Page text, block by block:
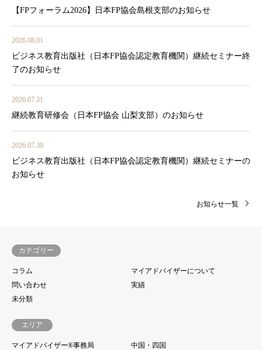
【FPフォーラム2026】日本FP協会島根支部のお知らせ
2026.08.01
ビジネス教育出版社（日本FP協会認定教育機関）継続セミナー終
了のお知らせ
2026.07.31
継続教育研修会（日本FP協会 山梨支部）のお知らせ
2026.07.30
ビジネス教育出版社（日本FP協会認定教育機関）継続セミナーの
お知らせ
お知らせ一覧
カテゴリー
コラム
マイアドバイザーについて
問い合わせ
実績
未分類
エリア
マイアドバイザー®事務局 中国・四国